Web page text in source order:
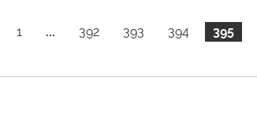
1 ... 392 393 394 395